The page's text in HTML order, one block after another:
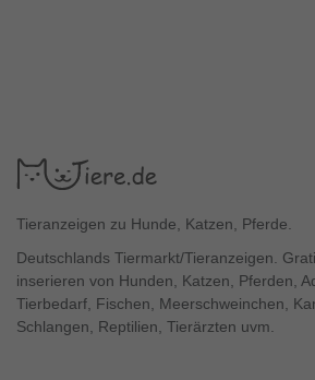
Tieranzeigen zu Hunde, Katzen, Pferde.
Deutschlands Tiermarkt/Tieranzeigen.
inserieren von Hunden, Katzen, Pferden,
Tierbedarf, Fischen, Meerschweinchen,
Schlangen, Reptilien, Tierärzten uvm.